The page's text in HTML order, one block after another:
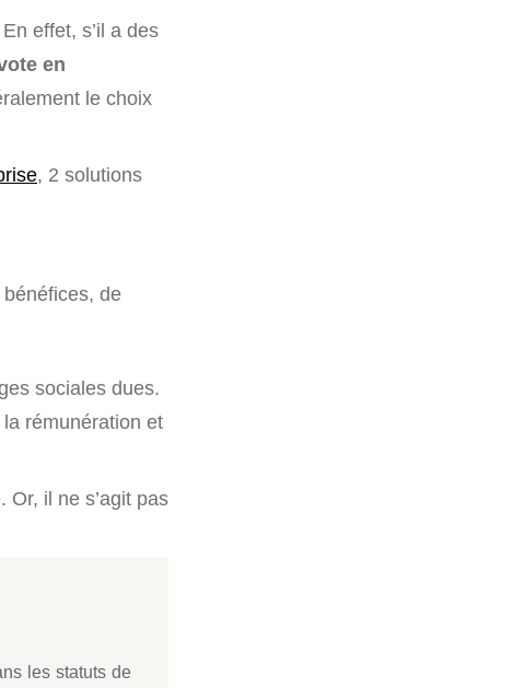
effet, s’il a des
en
le choix
, 2 solutions
de
sociales dues.
rémunération et
il ne s’agit pas
les statuts de